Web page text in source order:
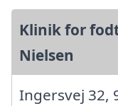
Klinik for
Nielsen
Ingersvej 32,